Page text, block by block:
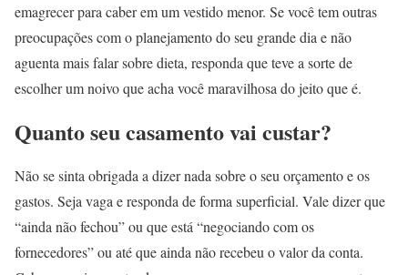
emagrecer para caber em um vestido menor. Se você tem outras
preocupações com o planejamento do seu grande dia e não
aguenta mais falar sobre dieta, responda que teve a sorte de
escolher um noivo que acha você maravilhosa do jeito que é.
Quanto seu casamento vai custar?
Não se sinta obrigada a dizer nada sobre o seu orçamento e os
gastos. Seja vaga e responda de forma superficial. Vale dizer que
“ainda não fechou” ou que está “negociando com os
fornecedores” ou até que ainda não recebeu o valor da conta.